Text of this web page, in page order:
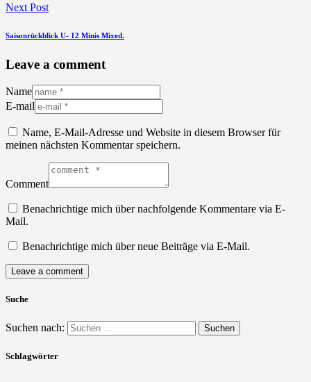
Next Post
Saisonrückblick U- 12 Minis Mixed.
Leave a comment
Name
E-mail
Name, E-Mail-Adresse und Website in diesem Browser für
meinen nächsten Kommentar speichern.
Comment
Benachrichtige mich über nachfolgende Kommentare via E-
Mail.
Benachrichtige mich über neue Beiträge via E-Mail.
Suche
Suchen nach:
Schlagwörter